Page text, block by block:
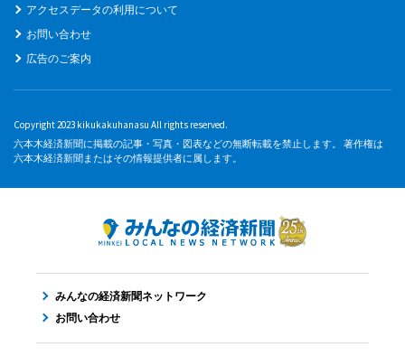
アクセスデータの利用について
お問い合わせ
広告のご案内
Copyright 2023 kikukakuhanasu All rights reserved.
六本木経済新聞に掲載の記事・写真・図表などの無断転載を禁止します。 著作権は
六本木経済新聞またはその情報提供者に属します。
みんなの経済新聞ネットワーク
お問い合わせ